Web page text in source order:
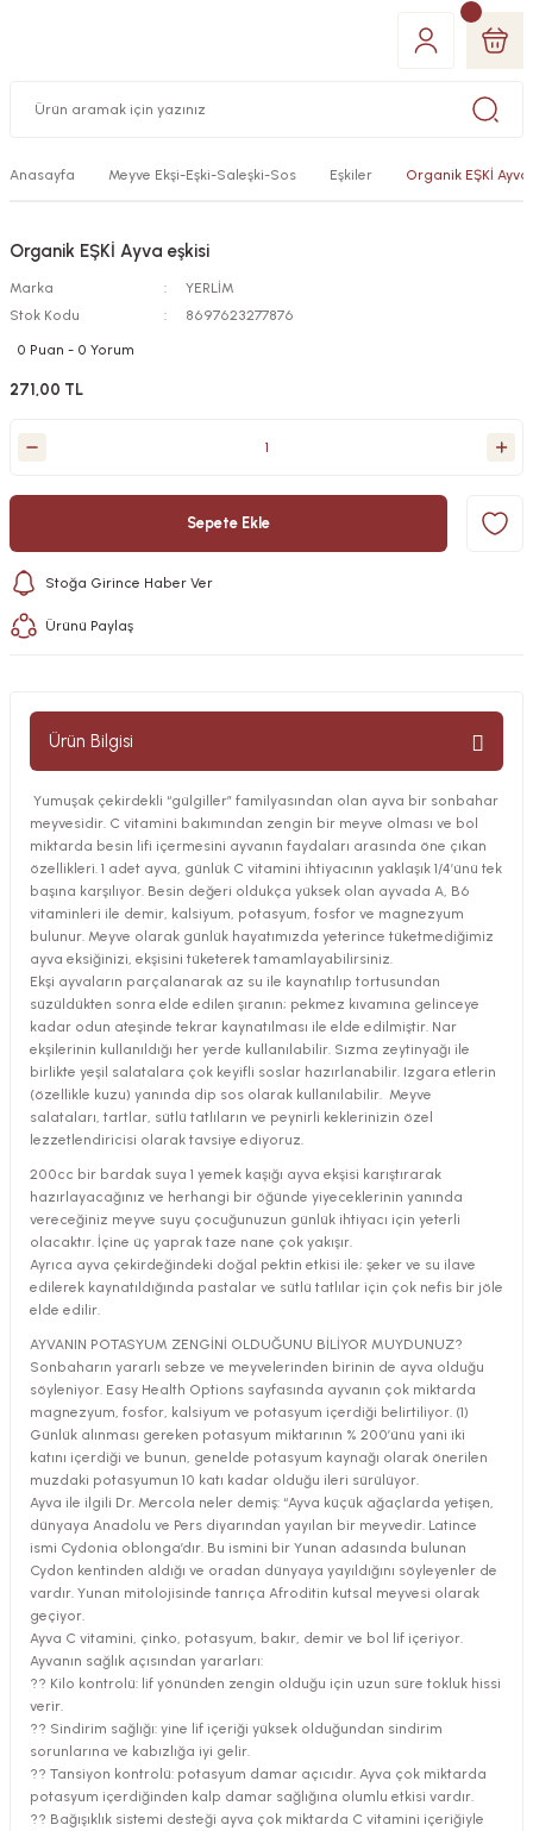
Anasayfa Meyve Ekşi-Eşki-Saleşki-Sos Eşkiler Organik EŞKİ Ayva
Organik EŞKİ Ayva eşkisi
Marka
YERLİM
Stok Kodu
8697623277876
0 Puan - 0 Yorum
271,00 TL
Sepete Ekle
Stoğa Girince Haber Ver
Ürünü Paylaş
Ürün Bilgisi
Yumuşak çekirdekli “gülgiller” familyasından olan ayva bir sonbahar
meyvesidir. C vitamini bakımından zengin bir meyve olması ve bol
miktarda besin lifi içermesini ayvanın faydaları arasında öne çıkan
özellikleri. 1 adet ayva, günlük C vitamini ihtiyacının yaklaşık 1/4’ünü tek
başına karşılıyor. Besin değeri oldukça yüksek olan ayvada A, B6
vitaminleri ile demir, kalsiyum, potasyum, fosfor ve magnezyum
bulunur. Meyve olarak günlük hayatımızda yeterince tüketmediğimiz
ayva eksiğinizi, ekşisini tüketerek tamamlayabilirsiniz.
Ekşi ayvaların parçalanarak az su ile kaynatılıp tortusundan
süzüldükten sonra elde edilen şıranın; pekmez kıvamına gelinceye
kadar odun ateşinde tekrar kaynatılması ile elde edilmiştir. Nar
ekşilerinin kullanıldığı her yerde kullanılabilir. Sızma zeytinyağı ile
birlikte yeşil salatalara çok keyifli soslar hazırlanabilir. Izgara etlerin
(özellikle kuzu) yanında dip sos olarak kullanılabilir. Meyve
salataları, tartlar, sütlü tatlıların ve peynirli keklerinizin özel
lezzetlendiricisi olarak tavsiye ediyoruz.
200cc bir bardak suya 1 yemek kaşığı ayva ekşisi karıştırarak
hazırlayacağınız ve herhangi bir öğünde yiyeceklerinin yanında
vereceğiniz meyve suyu çocuğunuzun günlük ihtiyacı için yeterli
olacaktır. İçine üç yaprak taze nane çok yakışır.
Ayrıca ayva çekirdeğindeki doğal pektin etkisi ile; şeker ve su ilave
edilerek kaynatıldığında pastalar ve sütlü tatlılar için çok nefis bir jöle
elde edilir.
AYVANIN POTASYUM ZENGİNİ OLDUĞUNU BİLİYOR MUYDUNUZ?
Sonbaharın yararlı sebze ve meyvelerinden birinin de ayva olduğu
söyleniyor. Easy Health Options sayfasında ayvanın çok miktarda
magnezyum, fosfor, kalsiyum ve potasyum içerdiği belirtiliyor. (1)
Günlük alınması gereken potasyum miktarının % 200’ünü yani iki
katını içerdiği ve bunun, genelde potasyum kaynağı olarak önerilen
muzdaki potasyumun 10 katı kadar olduğu ileri sürülüyor.
Ayva ile ilgili Dr. Mercola neler demiş: “Ayva küçük ağaçlarda yetişen,
dünyaya Anadolu ve Pers diyarından yayılan bir meyvedir. Latince
ismi Cydonia oblonga’dır. Bu ismini bir Yunan adasında bulunan
Cydon kentinden aldığı ve oradan dünyaya yayıldığını söyleyenler de
vardır. Yunan mitolojisinde tanrıça Afroditin kutsal meyvesi olarak
geçiyor.
Ayva C vitamini, çinko, potasyum, bakır, demir ve bol lif içeriyor.
Ayvanın sağlık açısından yararları:
?? Kilo kontrolü: lif yönünden zengin olduğu için uzun süre tokluk hissi
verir.
?? Sindirim sağlığı: yine lif içeriği yüksek olduğundan sindirim
sorunlarına ve kabızlığa iyi gelir.
?? Tansiyon kontrolü: potasyum damar açıcıdır. Ayva çok miktarda
potasyum içerdiğinden kalp damar sağlığına olumlu etkisi vardır.
?? Bağışıklık sistemi desteği ayva çok miktarda C vitamini içeriğiyle